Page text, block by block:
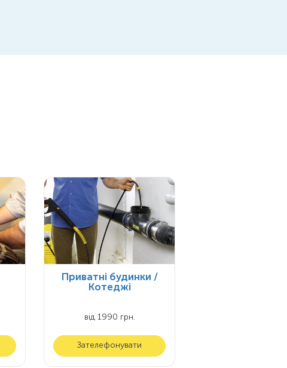
Приватні будинки /
Котеджі
від 1990 грн.
Зателефонувати